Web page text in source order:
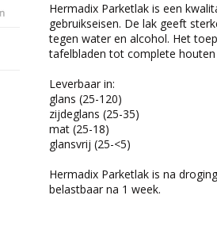
Hermadix Parketlak is een
gebruikseisen. De lak geeft
tegen water en alcohol. Het
tafelbladen tot complete
Leverbaar in:
glans (25-120)
zijdeglans (25-35)
mat (25-18)
glansvrij (25-<5)
Hermadix Parketlak is na
belastbaar na 1 week.